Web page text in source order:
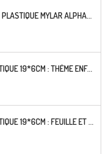
POCHOIR A4 EN PLASTIQUE MYLAR ALPHABET LETTRE TYPO CHARLEMAGNE
POCHOIR PLASTIQUE 19*6CM : THÈME ENFANT (02)
POCHOIR PLASTIQUE 19*6CM : FEUILLE ET FLEURS